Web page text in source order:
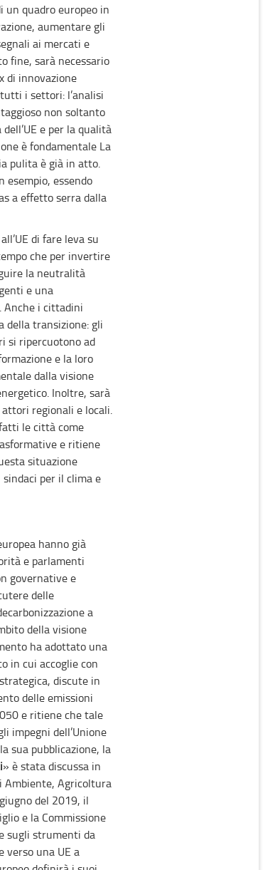
un quadro europeo in
aumentare gli
ai mercati e
fine, sarà necessario
di innovazione
i settori: l’analisi
non soltanto
e per la qualità
è fondamentale La
pulita è già in atto.
esempio, essendo
a effetto serra dalla
di fare leva su
che per invertire
la neutralità
e una
Anche i cittadini
della transizione: gli
si ripercuotono ad
e la loro
dalla visione
Inoltre, sarà
regionali e locali.
le città come
e ritiene
situazione
per il clima e
hanno già
e parlamenti
governative e
delle
a
della visione
ha adottato una
in cui accoglie con
discute in
delle emissioni
e ritiene che tale
impegni dell’Unione
sua pubblicazione, la
» è stata discussa in
Ambiente, Agricoltura
del 2019, il
e la Commissione
sugli strumenti da
verso una UE a